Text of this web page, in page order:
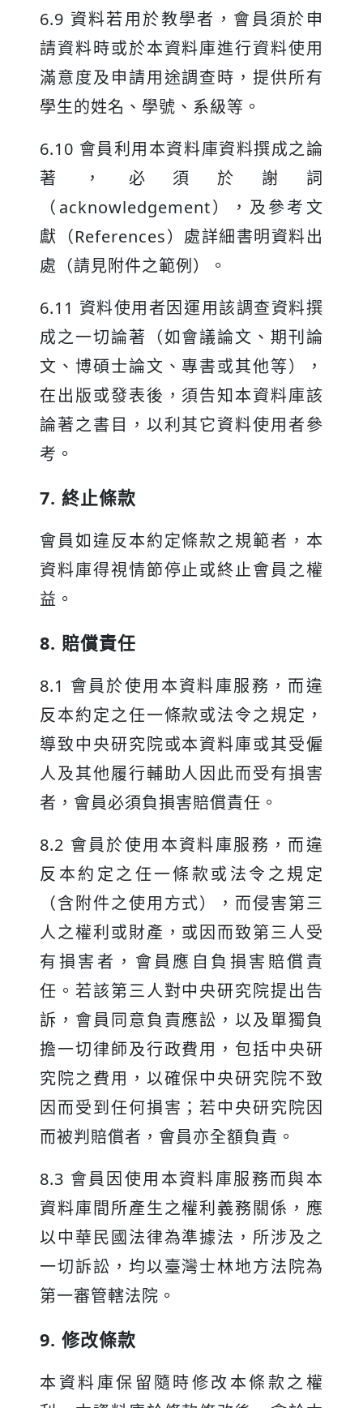
6.9 資料若用於教學者，會員須於申
請資料時或於本資料庫進行資料使用
滿意度及申請用途調查時，提供所有
學生的姓名、學號、系級等。
6.10 會員利用本資料庫資料撰成之論
著，必須於謝詞
（acknowledgement），及參考文
獻（References）處詳細書明資料出
處（請見附件之範例）。
6.11 資料使用者因運用該調查資料撰
成之一切論著（如會議論文、期刊論
文、博碩士論文、專書或其他等），
在出版或發表後，須告知本資料庫該
論著之書目，以利其它資料使用者參
考。
7. 終止條款
會員如違反本約定條款之規範者，本
資料庫得視情節停止或終止會員之權
益。
8. 賠償責任
8.1 會員於使用本資料庫服務，而違
反本約定之任一條款或法令之規定，
導致中央研究院或本資料庫或其受僱
人及其他履行輔助人因此而受有損害
者，會員必須負損害賠償責任。
8.2 會員於使用本資料庫服務，而違
反本約定之任一條款或法令之規定
（含附件之使用方式），而侵害第三
人之權利或財產，或因而致第三人受
有損害者，會員應自負損害賠償責
任。若該第三人對中央研究院提出告
訴，會員同意負責應訟，以及單獨負
擔一切律師及行政費用，包括中央研
究院之費用，以確保中央研究院不致
因而受到任何損害；若中央研究院因
而被判賠償者，會員亦全額負責。
8.3 會員因使用本資料庫服務而與本
資料庫間所產生之權利義務關係，應
以中華民國法律為準據法，所涉及之
一切訴訟，均以臺灣士林地方法院為
第一審管轄法院。
9. 修改條款
本資料庫保留隨時修改本條款之權